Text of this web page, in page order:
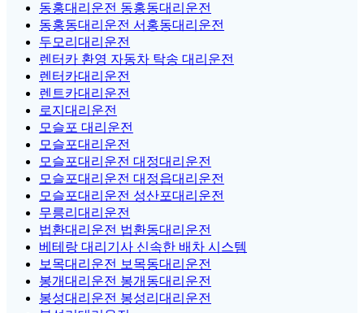
동홍대리운전 동홍동대리운전
동홍동대리운전 서홍동대리운전
두모리대리운전
렌터카 환영 자동차 탁송 대리운전
렌터카대리운전
렌트카대리운전
로지대리운전
모슬포 대리운전
모슬포대리운전
모슬포대리운전 대정대리운전
모슬포대리운전 대정읍대리운전
모슬포대리운전 성산포대리운전
무릉리대리운전
법환대리운전 법환동대리운전
베테랑 대리기사 신속한 배차 시스템
보목대리운전 보목동대리운전
봉개대리운전 봉개동대리운전
봉성대리운전 봉성리대리운전